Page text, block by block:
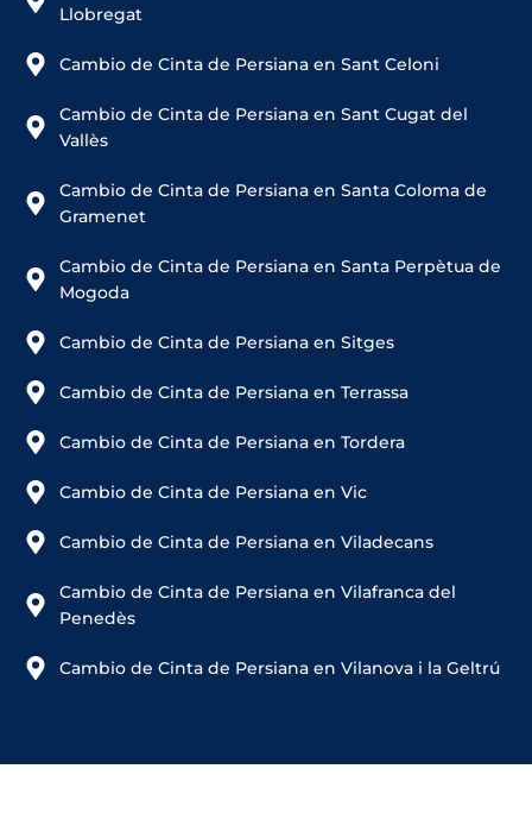
Llobregat
Cambio de Cinta de Persiana en Sant Celoni
Cambio de Cinta de Persiana en Sant Cugat del
Vallès
Cambio de Cinta de Persiana en Santa Coloma de
Gramenet
Cambio de Cinta de Persiana en Santa Perpètua de
Mogoda
Cambio de Cinta de Persiana en Sitges
Cambio de Cinta de Persiana en Terrassa
Cambio de Cinta de Persiana en Tordera
Cambio de Cinta de Persiana en Vic
Cambio de Cinta de Persiana en Viladecans
Cambio de Cinta de Persiana en Vilafranca del
Penedès
Cambio de Cinta de Persiana en Vilanova i la Geltrú